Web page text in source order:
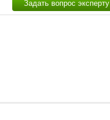
Задать вопрос эксперту